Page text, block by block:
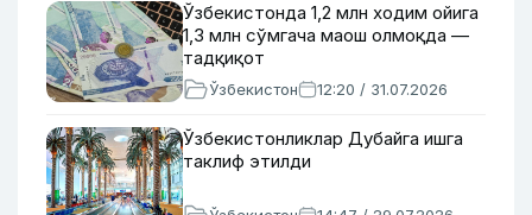
Ўзбекистонда 1,2 млн ходим ойига
1,3 млн сўмгача маош олмоқда —
тадқиқот
Ўзбекистон 12:20 / 31.07.2026
Ўзбекистонликлар Дубайга ишга
таклиф этилди